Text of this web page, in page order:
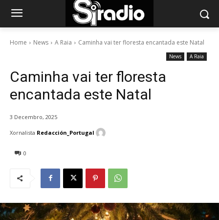
Home News A Raia Caminha vai ter floresta encantada este Natal
News A Raia
Caminha vai ter floresta
encantada este Natal
3 Decembro, 2025
0
Xornalista Redacción_Portugal